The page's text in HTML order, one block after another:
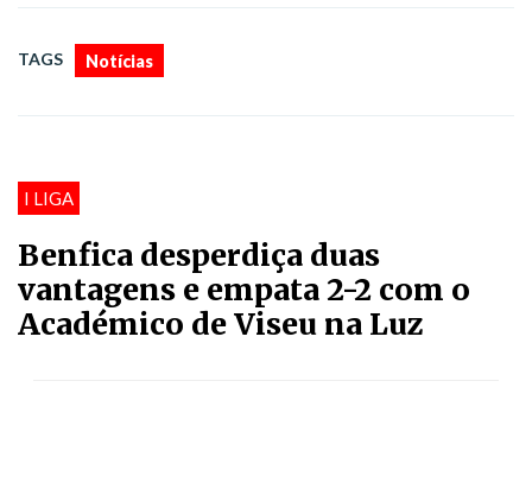
TAGS Notícias
I LIGA
Benfica desperdiça duas
vantagens e empata 2-2 com o
Académico de Viseu na Luz